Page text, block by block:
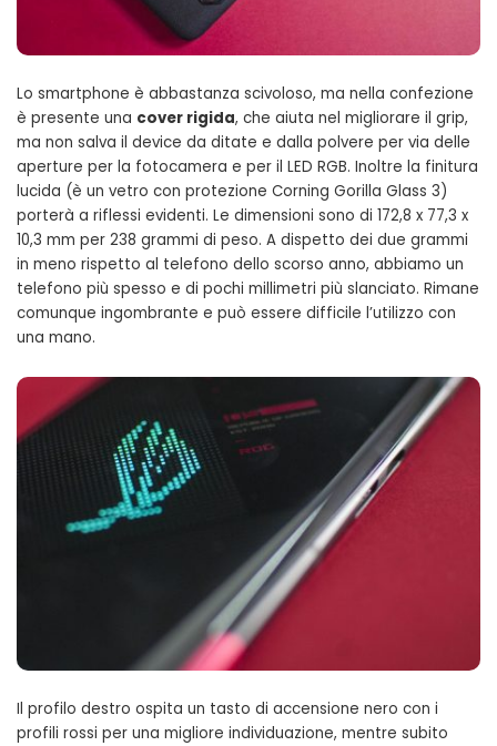
Lo smartphone è abbastanza scivoloso, ma nella confezione
è presente una cover rigida, che aiuta nel migliorare il grip,
ma non salva il device da ditate e dalla polvere per via delle
aperture per la fotocamera e per il LED RGB. Inoltre la finitura
lucida (è un vetro con protezione Corning Gorilla Glass 3)
porterà a riflessi evidenti. Le dimensioni sono di 172,8 x 77,3 x
10,3 mm per 238 grammi di peso. A dispetto dei due grammi
in meno rispetto al telefono dello scorso anno, abbiamo un
telefono più spesso e di pochi millimetri più slanciato. Rimane
comunque ingombrante e può essere difficile l’utilizzo con
una mano.
Il profilo destro ospita un tasto di accensione nero con i
profili rossi per una migliore individuazione, mentre subito